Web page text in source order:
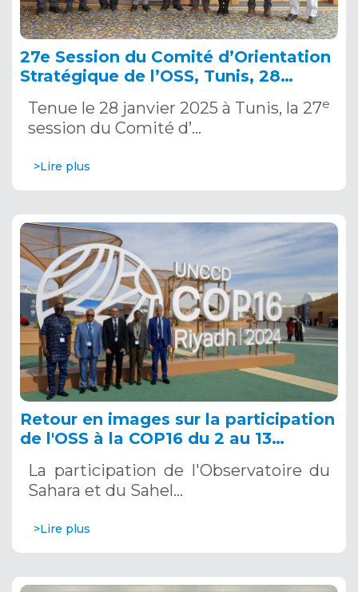
27e Session du Comité d’Orientation
Stratégique de l’OSS, Tunis, 28
Tenue le 28 janvier 2025 à Tunis, la 27e
session du Comité d’…
>Lire plus
Retour en images sur la participation
de l'OSS à la COP16 du 2 au 13
Saoudite
La participation de l'Observatoire du
Sahara et du Sahel…
>Lire plus